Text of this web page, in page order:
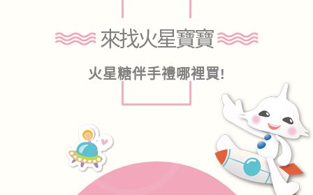
來找火星寶寶
火星糖伴手禮哪裡買!